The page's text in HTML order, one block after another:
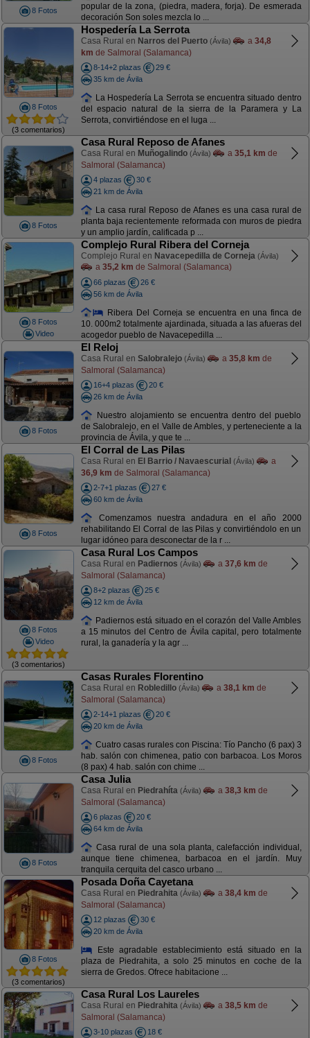
8 Fotos
popular de la zona, (piedra, madera, forja). De esmerada
decoración Son soles mezcla lo ...
8 Fotos
(3 comentarios)
Hospedería La Serrota
Casa Rural en Narros del Puerto (Ávila) a 34,8
km de Salmoral (Salamanca)
8-14+2 plazas
29 €
35 km de Ávila
La Hospedería La Serrota se encuentra situado dentro
del espacio natural de la sierra de la Paramera y La
Serrota, convirtiéndose en el luga ...
8 Fotos
Casa Rural Reposo de Afanes
Casa Rural en Muñogalindo (Ávila) a 35,1 km de
Salmoral (Salamanca)
4 plazas
30 €
21 km de Ávila
La casa rural Reposo de Afanes es una casa rural de
planta baja recientemente reformada con muros de piedra
y un amplio jardín, calificada p ...
8 Fotos
Video
Complejo Rural Ribera del Corneja
Complejo Rural en Navacepedilla de Corneja (Ávila)
a 35,2 km de Salmoral (Salamanca)
66 plazas
26 €
56 km de Ávila
Ribera Del Corneja se encuentra en una finca de
10. 000m2 totalmente ajardinada, situada a las afueras del
acogedor pueblo de Navacepedilla ...
8 Fotos
El Reloj
Casa Rural en Salobralejo (Ávila) a 35,8 km de
Salmoral (Salamanca)
16+4 plazas
20 €
26 km de Ávila
Nuestro alojamiento se encuentra dentro del pueblo
de Salobralejo, en el Valle de Ambles, y perteneciente a la
provincia de Ávila, y que te ...
8 Fotos
El Corral de Las Pilas
Casa Rural en El Barrio / Navaescurial (Ávila)
a
36,9 km de Salmoral (Salamanca)
2-7+1 plazas
27 €
60 km de Ávila
Comenzamos nuestra andadura en el año 2000
rehabilitando El Corral de las Pilas y convirtiéndolo en un
lugar idóneo para desconectar de la r ...
8 Fotos
Video
(3 comentarios)
Casa Rural Los Campos
Casa Rural en Padiernos (Ávila) a 37,6 km de
Salmoral (Salamanca)
8+2 plazas
25 €
12 km de Ávila
Padiernos está situado en el corazón del Valle Ambles
a 15 minutos del Centro de Ávila capital, pero totalmente
rural, la ganadería y la agr ...
8 Fotos
Casas Rurales Florentino
Casa Rural en Robledillo (Ávila) a 38,1 km de
Salmoral (Salamanca)
2-14+1 plazas
20 €
20 km de Ávila
Cuatro casas rurales con Piscina: Tío Pancho (6 pax) 3
hab. salón con chimenea, patio con barbacoa. Los Moros
(8 pax) 4 hab. salón con chime ...
8 Fotos
Casa Julia
Casa Rural en Piedrahíta (Ávila) a 38,3 km de
Salmoral (Salamanca)
6 plazas
20 €
64 km de Ávila
Casa rural de una sola planta, calefacción individual,
aunque tiene chimenea, barbacoa en el jardín. Muy
tranquila cerquita del casco urbano ...
8 Fotos
(3 comentarios)
Posada Doña Cayetana
Casa Rural en Piedrahita (Ávila) a 38,4 km de
Salmoral (Salamanca)
12 plazas
30 €
20 km de Ávila
Este agradable establecimiento está situado en la
plaza de Piedrahita, a solo 25 minutos en coche de la
sierra de Gredos. Ofrece habitacione ...
Casa Rural Los Laureles
Casa Rural en Piedrahita (Ávila) a 38,5 km de
Salmoral (Salamanca)
3-10 plazas
18 €